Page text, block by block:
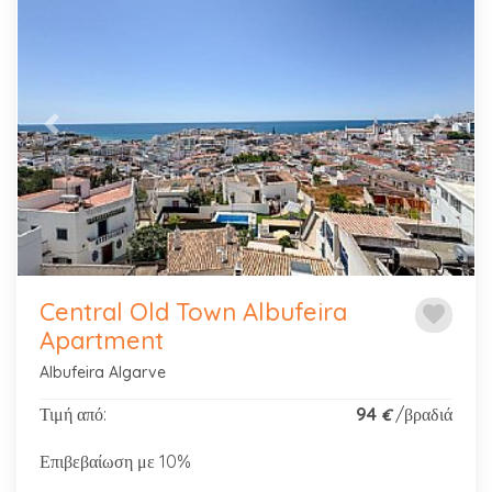
Previous Next
favorite
Central Old Town Albufeira
Apartment
Albufeira Algarve
Τιμή από: 94 €/βραδιά
Επιβεβαίωση με 10%